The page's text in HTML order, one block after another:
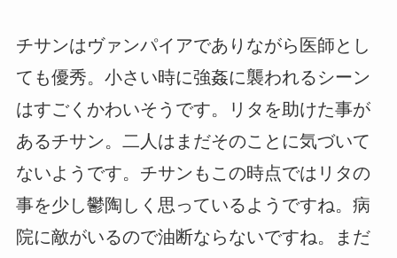
チサンはヴァンパイアでありながら医師とし
ても優秀。小さい時に強姦に襲われるシーン
はすごくかわいそうです。リタを助けた事が
あるチサン。二人はまだそのことに気づいて
ないようです。チサンもこの時点ではリタの
事を少し鬱陶しく思っているようですね。病
院に敵がいるので油断ならないですね。まだ